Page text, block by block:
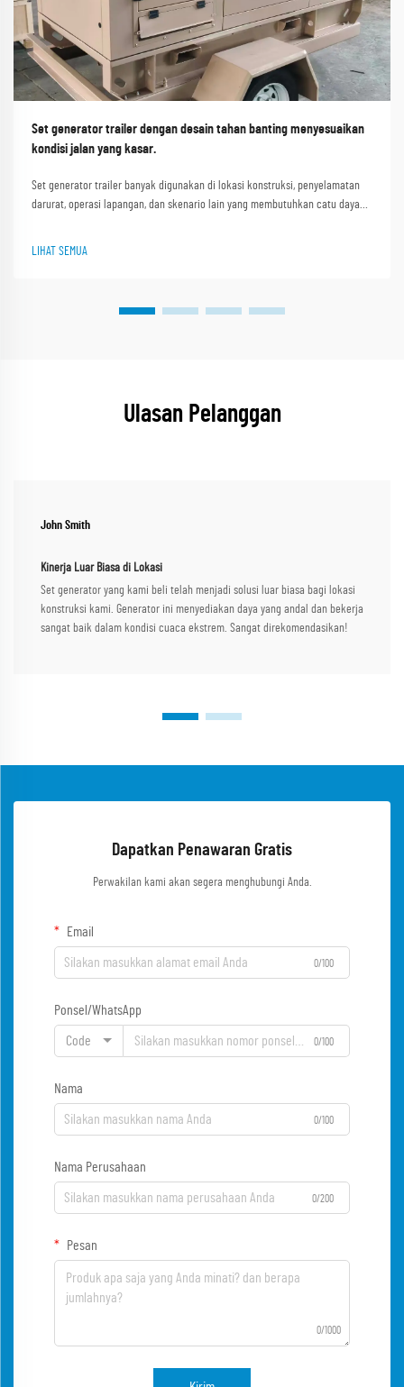
Set generator trailer dengan desain tahan banting menyesuaikan
kondisi jalan yang kasar.
Set generator trailer banyak digunakan di lokasi konstruksi, penyelamatan
darurat, operasi lapangan, dan skenario lain yang membutuhkan catu daya
LIHAT SEMUA
Ulasan Pelanggan
John Smith
Kinerja Luar Biasa di Lokasi
Set generator yang kami beli telah menjadi solusi luar biasa bagi lokasi
konstruksi kami. Generator ini menyediakan daya yang andal dan bekerja
sangat baik dalam kondisi cuaca ekstrem. Sangat direkomendasikan!
Dapatkan Penawaran Gratis
Perwakilan kami akan segera menghubungi Anda.
Email
0/100
Ponsel/WhatsApp
Code 0/100
Nama
0/100
Nama Perusahaan
0/200
Pesan
0/1000